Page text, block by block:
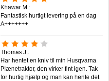
Khawar M.:
Fantastisk hurtigt levering på en dag
A+++++++
Thomas J.:
Har hentet en kniv til min Husqvarna
Plænetraktor, den virker fint igen. Tak
for hurtig hjælp og man kan hente det